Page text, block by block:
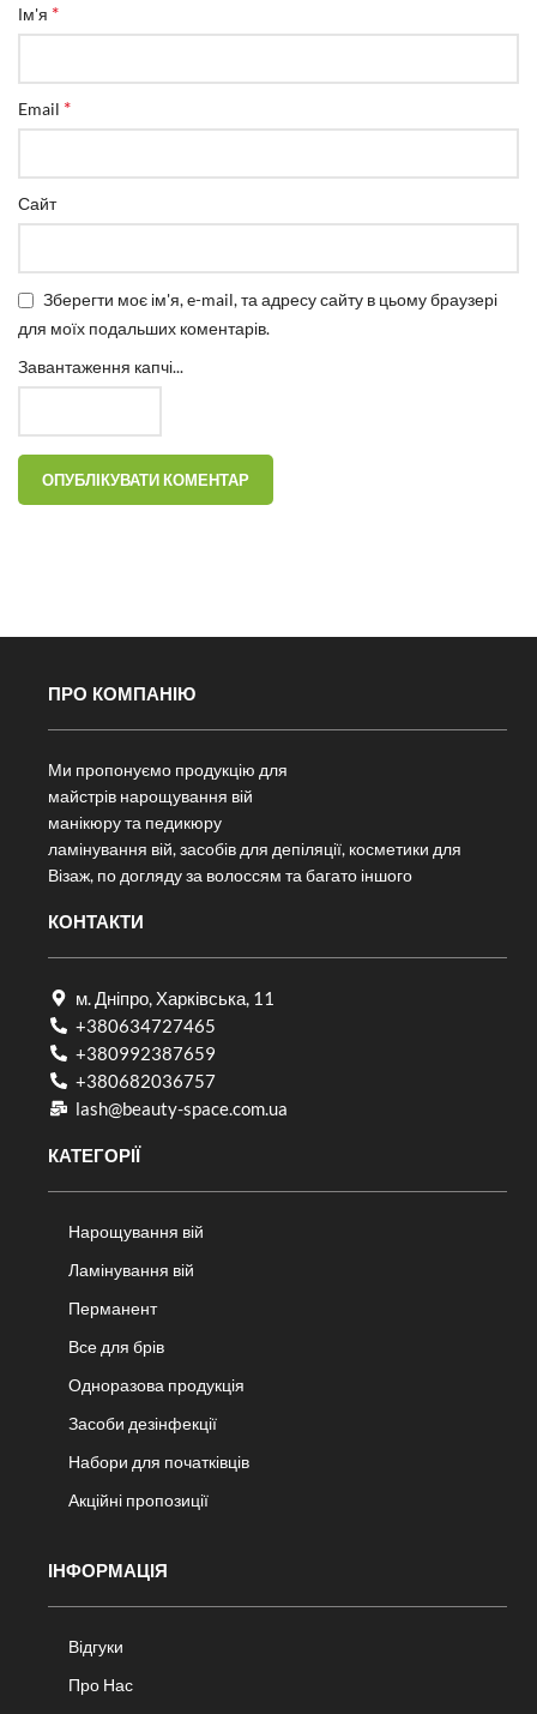
Ім'я *
Email *
Сайт
Зберегти моє ім'я, e-mail, та адресу сайту в цьому браузері
для моїх подальших коментарів.
Завантаження капчі...
ПРО КОМПАНІЮ
Ми пропонуємо продукцію для
майстрів нарощування вій
манікюру та педикюру
ламінування вій, засобів для депіляції, косметики для
Візаж, по догляду за волоссям та багато іншого
КОНТАКТИ
м. Дніпро, Харківська, 11
+380634727465
+380992387659
+380682036757​
lash@beauty-space.com.ua
КАТЕГОРІЇ
Нарощування вій
Ламінування вій
Перманент
Все для брів
Одноразова продукція
Засоби дезінфекції
Набори для початківців
Акційні пропозиції
ІНФОРМАЦІЯ
Відгуки
Про Нас